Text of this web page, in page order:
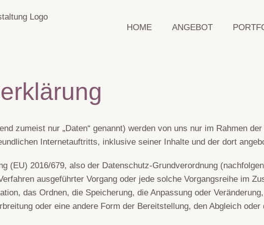
HOME ANGEBOT
zumeist nur „Daten“ genannt) werden von uns nur im Rahmen
Internetauftritts, inklusive seiner Inhalte und der dort
(EU) 2016/679, also der Datenschutz-Grundverordnung
ausgeführter Vorgang oder jede solche Vorgangsreihe im
das Ordnen, die Speicherung, die Anpassung oder
oder eine andere Form der Bereitstellung, den Abgleich